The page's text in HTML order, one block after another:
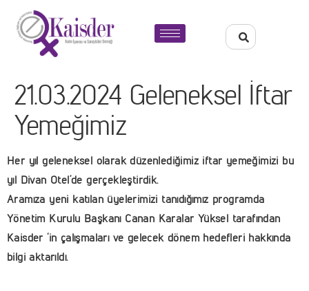
21.03.2024 Geleneksel İftar
Yemeğimiz
Her yıl geleneksel olarak düzenlediğimiz iftar yemeğimizi bu
yıl Divan Otel’de gerçekleştirdik.
Aramıza yeni katılan üyelerimizi tanıdığımız programda
Yönetim Kurulu Başkanı Canan Karalar Yüksel tarafından
Kaisder ‘in çalışmaları ve gelecek dönem hedefleri hakkında
bilgi aktarıldı.